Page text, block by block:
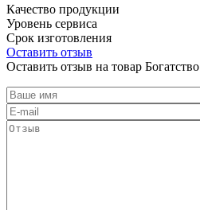
Качество продукции
Уровень сервиса
Срок изготовления
Оставить отзыв
Оставить отзыв на товар Богатство